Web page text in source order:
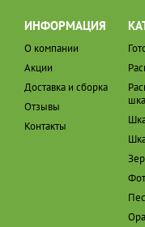
ИНФОРМАЦИЯ
О компании
Акции
Доставка и сборка
Отзывы
Контакты